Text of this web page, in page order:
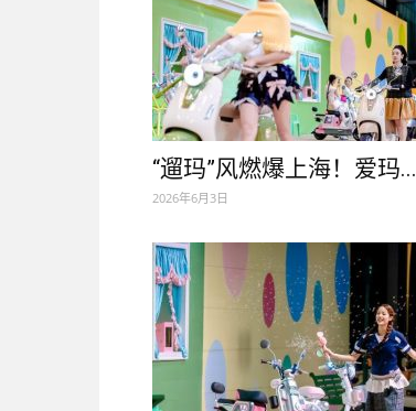
“遛玛”风燃爆上海！爱玛...
2026年6月3日